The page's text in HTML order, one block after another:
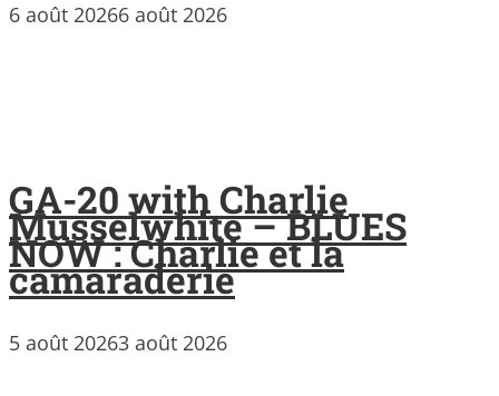
6 août 20266 août 2026
GA-20 with Charlie
Musselwhite – BLUES
NOW : Charlie et la
camaraderie
5 août 20263 août 2026